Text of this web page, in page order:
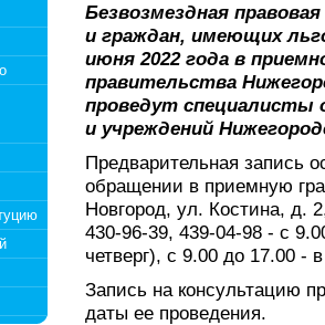
Безвозмездная
и граждан, имеющих
июня 2022 года в
правительства
проведут специалисты
и учреждений
Предварительная запись
обращении в приемную
Новгород, ул. Костина, д.
430-96-39, 439-04-98 - с
четверг), с 9.00 до 17.00 -
Запись на консультацию
даты ее проведения.